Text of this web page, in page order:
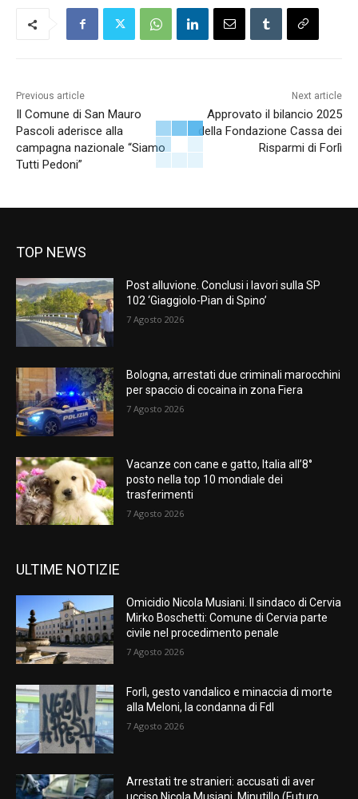
Previous article
Il Comune di San Mauro
Pascoli aderisce alla
campagna nazionale “Siamo
Tutti Pedoni”
Next article
Approvato il bilancio 2025
della Fondazione Cassa dei
Risparmi di Forlì
TOP NEWS
Post alluvione. Conclusi i lavori sulla SP
102 ‘Giaggiolo-Pian di Spino’
7 Agosto 2026
Bologna, arrestati due criminali marocchini
per spaccio di cocaina in zona Fiera
7 Agosto 2026
Vacanze con cane e gatto, Italia all’8°
posto nella top 10 mondiale dei
trasferimenti
7 Agosto 2026
ULTIME NOTIZIE
Omicidio Nicola Musiani. Il sindaco di Cervia
Mirko Boschetti: Comune di Cervia parte
civile nel procedimento penale
7 Agosto 2026
Forlì, gesto vandalico e minaccia di morte
alla Meloni, la condanna di FdI
7 Agosto 2026
Arrestati tre stranieri: accusati di aver
ucciso Nicola Musiani. Minutillo (Futuro